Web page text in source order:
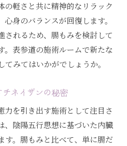
の軽さと共に精神的なリラック
身のバランスが回復します。
されるため、腸もみを検討して
。表参道の施術ルームで新たな
みてはいかがでしょうか。
ネイザンの秘密
力を引き出す施術として注目さ
、陰陽五行思想に基づいた内臓
す。腸もみと比べて、単に腸だ